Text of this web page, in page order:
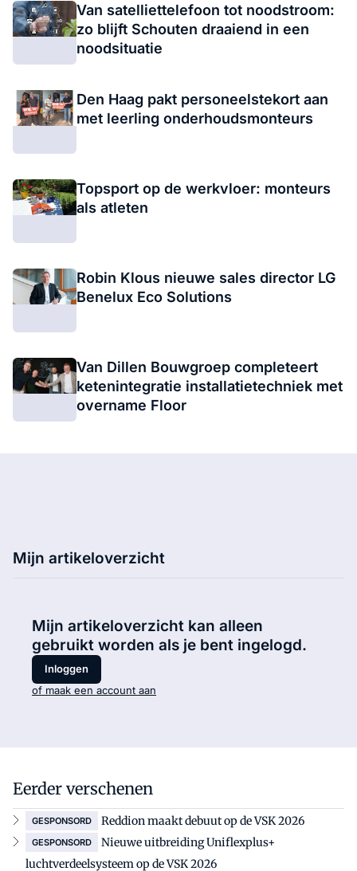
Van satelliettelefoon tot noodstroom:
zo blijft Schouten draaiend in een
noodsituatie
Den Haag pakt personeelstekort aan
met leerling onderhoudsmonteurs
Topsport op de werkvloer: monteurs
als atleten
Robin Klous nieuwe sales director LG
Benelux Eco Solutions
Van Dillen Bouwgroep completeert
ketenintegratie installatietechniek met
overname Floor
Mijn artikeloverzicht
Mijn artikeloverzicht kan alleen
gebruikt worden als je bent ingelogd.
Inloggen
of maak een account aan
Eerder verschenen
GESPONSORD Reddion maakt debuut op de VSK 2026
GESPONSORD
Nieuwe uitbreiding Uniflexplus+
luchtverdeelsysteem op de VSK 2026